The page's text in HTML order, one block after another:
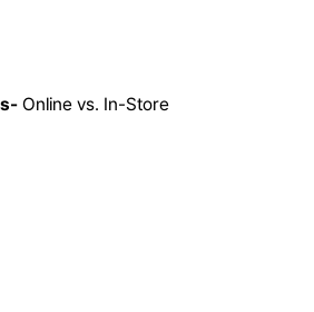
Online vs. In-Store